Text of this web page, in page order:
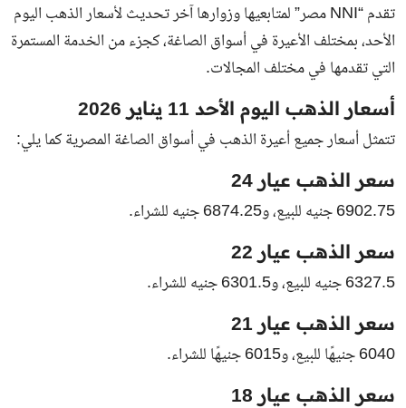
تقدم “NNI مصر” لمتابعيها وزوارها آخر تحديث لأسعار الذهب اليوم
الأحد، بمختلف الأعيرة في أسواق الصاغة، كجزء من الخدمة المستمرة
التي تقدمها في مختلف المجالات.
أسعار الذهب اليوم الأحد 11 يناير 2026
تتمثل أسعار جميع أعيرة الذهب في أسواق الصاغة المصرية كما يلي:
سعر الذهب عيار 24
6902.75 جنيه للبيع، و6874.25 جنيه للشراء.
سعر الذهب عيار 22
6327.5 جنيه للبيع، و6301.5 جنيه للشراء.
سعر الذهب عيار 21
6040 جنيهًا للبيع، و6015 جنيهًا للشراء.
سعر الذهب عيار 18